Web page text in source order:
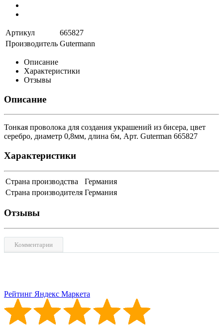
Артикул
665827
Производитель Gutermann
Описание
Характеристики
Отзывы
Описание
Тонкая проволока для создания украшений из бисера, цвет
серебро, диаметр 0,8мм, длина 6м, Арт. Guterman 665827
Характеристики
Страна производства
Германия
Страна производителя Германия
Отзывы
Комментарии
Рейтинг Яндекс Маркета